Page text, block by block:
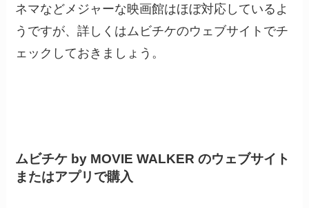
ネマなどメジャーな映画館はほぼ対応しているよ
うですが、詳しくはムビチケのウェブサイトでチ
ェックしておきましょう。
ムビチケ by MOVIE WALKER のウェブサイト
またはアプリで購入